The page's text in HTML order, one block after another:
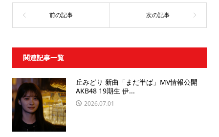
関連記事一覧
丘みどり 新曲「まだ半ば」MV情報公開
AKB48 19期生 伊...
2026.07.01